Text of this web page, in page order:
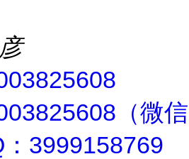
（微信
3999158769